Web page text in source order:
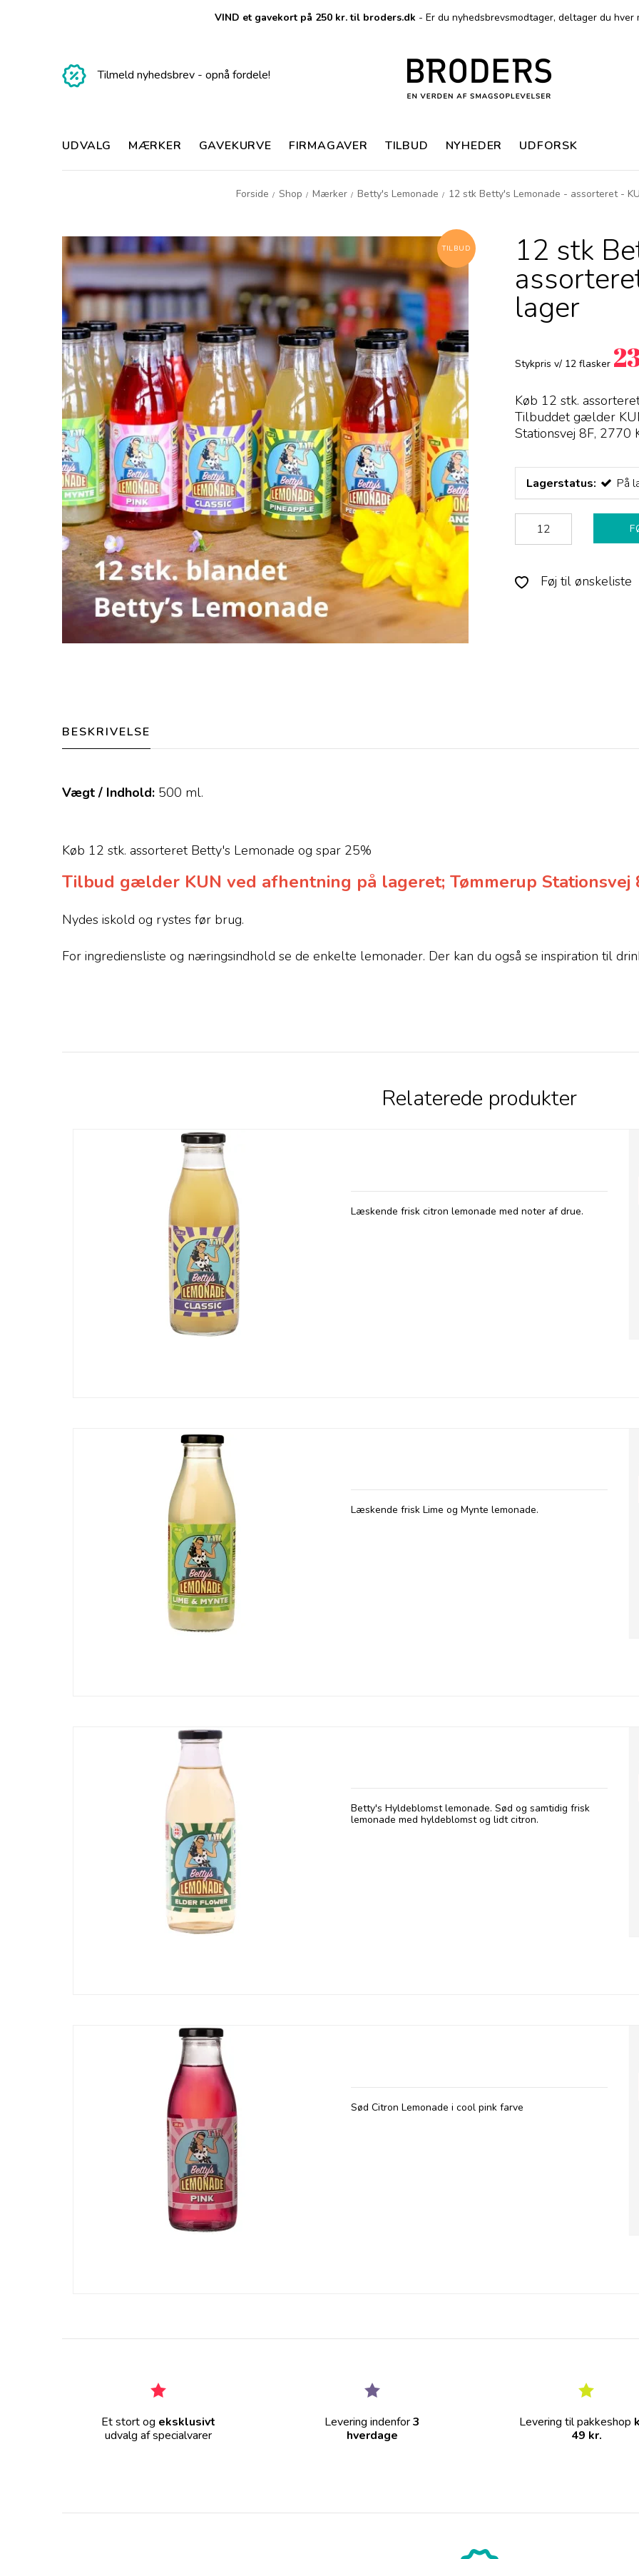
VIND et gavekort på 250 kr. til broders.dk - Er du nyhedsbrevsmodtager, deltager du
Tilmeld nyhedsbrev - opnå fordele!
UDVALG MÆRKER GAVEKURVE FIRMAGAVER TILBUD NYHEDER UDFORSK
Forside / Shop / Mærker / Betty's Lemonade / 12 stk Betty's Lemonade - assorteret -
TILBUD 12 stk
lager
Stykpris v/ 12 flasker
Køb 12 stk.
Tilbuddet gælder
Stationsvej 8F, 2770
Lagerstatus: På
Føj til ønskeliste
BESKRIVELSE
Vægt / Indhold: 500 ml.
Køb 12 stk. assorteret Betty's Lemonade og spar 25%
Tilbud gælder KUN ved afhentning på lageret; Tømmerup Stationsvej
Nydes iskold og rystes før brug.
For ingrediensliste og næringsindhold se de enkelte lemonader. Der kan du også se inspiration til
Relaterede produkter
Læskende frisk citron lemonade med noter af drue.
Læskende frisk Lime og Mynte lemonade.
Betty's Hyldeblomst lemonade. Sød og samtidig frisk
lemonade med hyldeblomst og lidt citron.
Sød Citron Lemonade i cool pink farve
Et stort og eksklusivt
udvalg af specialvarer
Levering indenfor3
hverdage
Levering til pakkeshop
49 kr.